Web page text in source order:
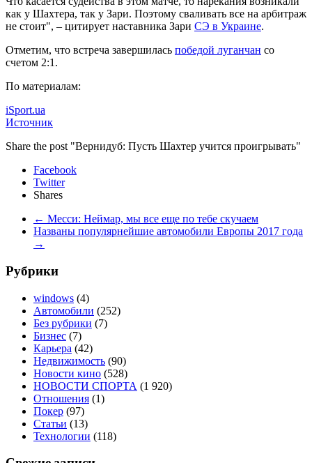
как у Шахтера, так у Зари. Поэтому сваливать все на арбитраж
не стоит", – цитирует наставника Зари СЭ в Украине.
Отметим, что встреча завершилась победой луганчан со
счетом 2:1.
По материалам:
iSport.ua
Источник
Share the post "Вернидуб: Пусть Шахтер учится проигрывать"
Facebook
Twitter
Shares
← Месси: Неймар, мы все еще по тебе скучаем
Названы популярнейшие автомобили Европы 2017 года
→
Рубрики
windows (4)
Автомобили (252)
Без рубрики (7)
Бизнес (7)
Карьера (42)
Недвижимость (90)
Новости кино (528)
НОВОСТИ СПОРТА (1 920)
Отношения (1)
Покер (97)
Статьи (13)
Технологии (118)